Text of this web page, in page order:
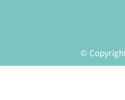
©